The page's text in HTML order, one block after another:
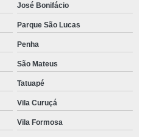
José Bonifácio
Parque São Lucas
Penha
São Mateus
Tatuapé
Vila Curuçá
Vila Formosa